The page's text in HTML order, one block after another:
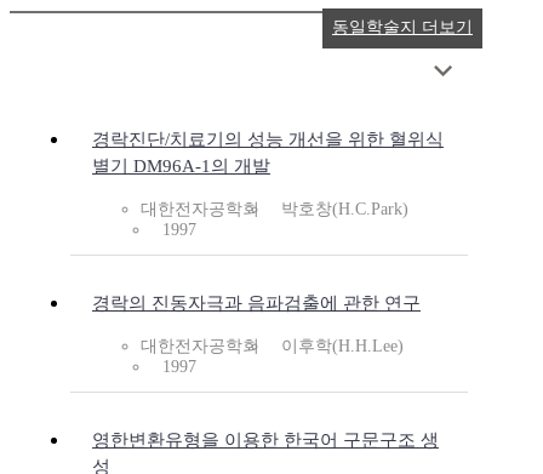
경락진단/치료기의 성능 개선을 위한 혈위식
별기 DM96A-1의 개발
대한전자공학회
박호창(H.C.Park)
1997
경락의 진동자극과 음파검출에 관한 연구
대한전자공학회
이후학(H.H.Lee)
1997
영한변환유형을 이용한 한국어 구문구조 생
성
동일학술지 더보기